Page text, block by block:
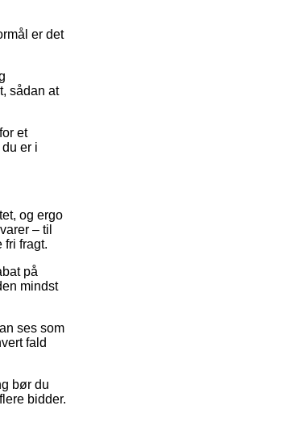
er det
sådan at
et
er i
og ergo
– til
fri fragt.
på
mindst
ses som
fald
bør du
bidder.